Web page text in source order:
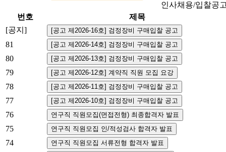
인사채용/입찰공
번호
제목
[공지]
81
80
79
78
77
76
75
74